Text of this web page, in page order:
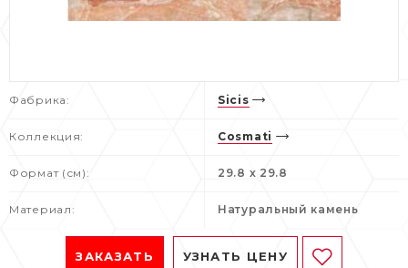
Фабрика: Sicis
Коллекция: Cosmati
Формат (см): 29.8 x 29.8
Материал: Натуральный камень
ЗАКАЗАТЬ УЗНАТЬ ЦЕНУ